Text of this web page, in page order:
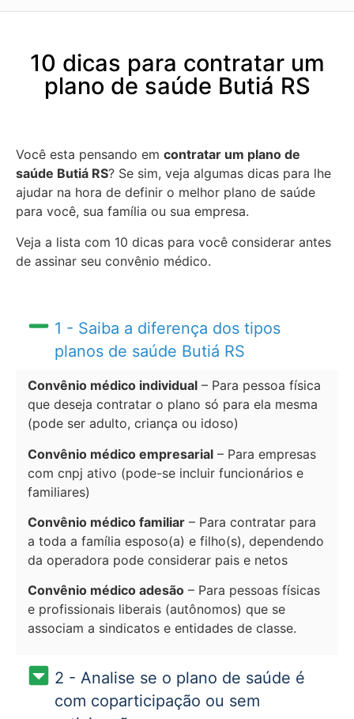
10 dicas para contratar um
plano de saúde Butiá RS
Você esta pensando em contratar um plano de
saúde Butiá RS? Se sim, veja algumas dicas para lhe
ajudar na hora de definir o melhor plano de saúde
para você, sua família ou sua empresa.
Veja a lista com 10 dicas para você considerar antes
de assinar seu convênio médico.
1 - Saiba a diferença dos tipos
planos de saúde Butiá RS
Convênio médico individual – Para pessoa física
que deseja contratar o plano só para ela mesma
(pode ser adulto, criança ou idoso)
Convênio médico empresarial – Para empresas
com cnpj ativo (pode-se incluir funcionários e
familiares)
Convênio médico familiar – Para contratar para
a toda a família esposo(a) e filho(s), dependendo
da operadora pode considerar pais e netos
Convênio médico adesão – Para pessoas físicas
e profissionais liberais (autônomos) que se
associam a sindicatos e entidades de classe.
2 - Analise se o plano de saúde é
com coparticipação ou sem